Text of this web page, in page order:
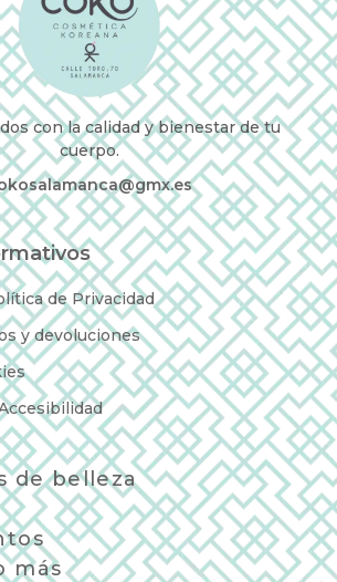
con la calidad y bienestar de tu
cuerpo.
de Privacidad
y devoluciones
de belleza
más